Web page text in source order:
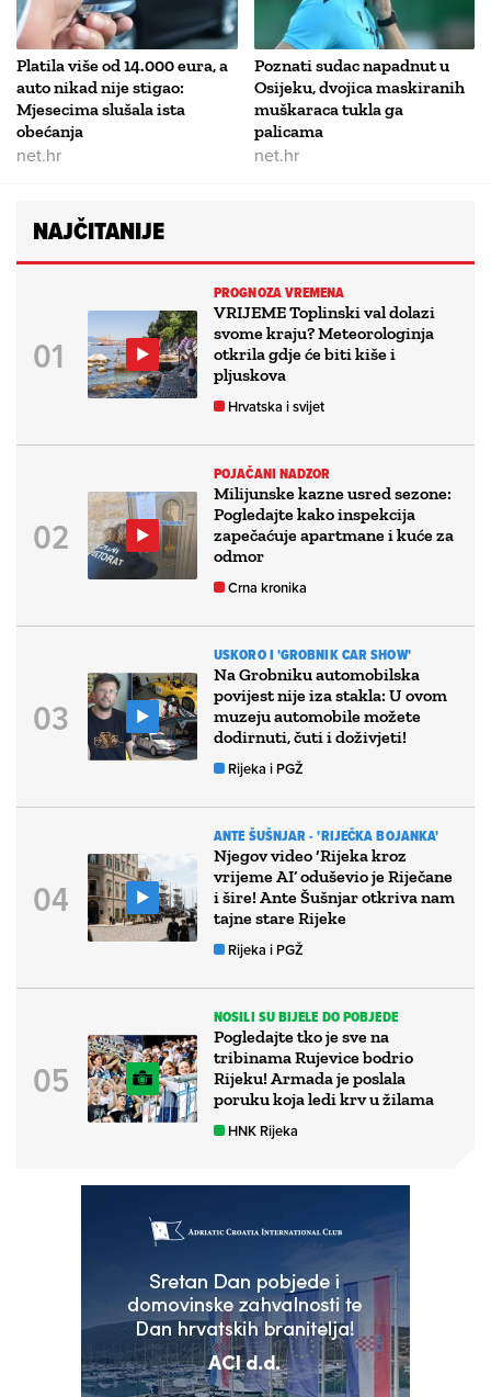
Platila više od 14.000 eura, a
auto nikad nije stigao:
Mjesecima slušala ista
obećanja
net.hr
Poznati sudac napadnut u
Osijeku, dvojica maskiranih
muškaraca tukla ga
palicama
net.hr
NAJČITANIJE
PROGNOZA VREMENA
VRIJEME Toplinski val dolazi
svome kraju? Meteorologinja
otkrila gdje će biti kiše i
pljuskova
Hrvatska i svijet
POJAČANI NADZOR
Milijunske kazne usred sezone:
Pogledajte kako inspekcija
zapečaćuje apartmane i kuće za
odmor
Crna kronika
USKORO I 'GROBNIK CAR SHOW'
Na Grobniku automobilska
povijest nije iza stakla: U ovom
muzeju automobile možete
dodirnuti, čuti i doživjeti!
Rijeka i PGŽ
ANTE ŠUŠNJAR - 'RIJEČKA BOJANKA'
Njegov video ‘Rijeka kroz
vrijeme AI’ oduševio je Riječane
i šire! Ante Šušnjar otkriva nam
tajne stare Rijeke
Rijeka i PGŽ
NOSILI SU BIJELE DO POBJEDE
Pogledajte tko je sve na
tribinama Rujevice bodrio
Rijeku! Armada je poslala
poruku koja ledi krv u žilama
HNK Rijeka